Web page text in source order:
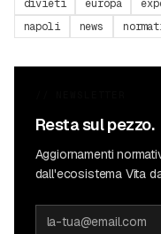
divieti
europa
napoli
news
Resta sul pezzo.
Aggiornamenti
dall'ecosistema Vita